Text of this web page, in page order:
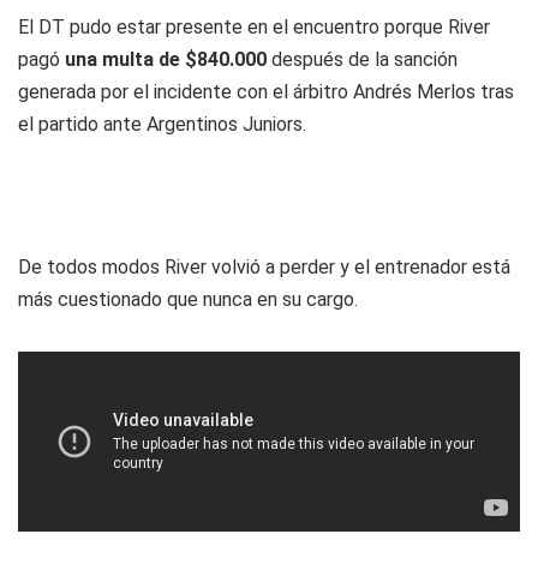
El DT pudo estar presente en el encuentro porque River
pagó una multa de $840.000 después de la sanción
generada por el incidente con el árbitro Andrés Merlos tras
el partido ante Argentinos Juniors.
De todos modos River volvió a perder y el entrenador está
más cuestionado que nunca en su cargo.